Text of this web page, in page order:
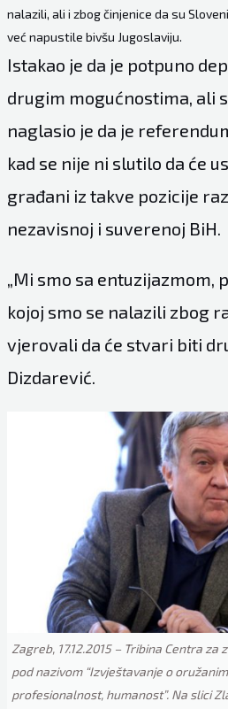
nalazili, ali i zbog činjenice da su
već napustile bivšu Jugoslaviju.
Istakao je da je potpuno
drugim mogućnostima, ali
naglasio je da je
kad se nije ni slutilo da će
građani iz takve pozicije
nezavisnoj i suverenoj BiH.
„Mi smo sa entuzijazmom,
kojoj smo se nalazili zbog
vjerovali da će stvari biti
Dizdarević.
Zagreb, 17.12.2015 – Tribina Centra
pod nazivom “Izvještavanje o
profesionalnost, humanost”. Na slici